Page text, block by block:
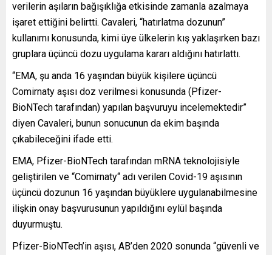
verilerin aşıların bağışıklığa etkisinde zamanla azalmaya
işaret ettiğini belirtti. Cavaleri, “hatırlatma dozunun”
kullanımı konusunda, kimi üye ülkelerin kış yaklaşırken bazı
gruplara üçüncü dozu uygulama kararı aldığını hatırlattı.
“EMA, şu anda 16 yaşından büyük kişilere üçüncü
Comirnaty aşısı doz verilmesi konusunda (Pfizer-
BioNTech tarafından) yapılan başvuruyu incelemektedir”
diyen Cavaleri, bunun sonucunun da ekim başında
çıkabileceğini ifade etti.
EMA, Pfizer-BioNTech tarafından mRNA teknolojisiyle
geliştirilen ve “Comirnaty“ adı verilen Covid-19 aşısının
üçüncü dozunun 16 yaşından büyüklere uygulanabilmesine
ilişkin onay başvurusunun yapıldığını eylül başında
duyurmuştu.
Pfizer-BioNTech’in aşısı, AB’den 2020 sonunda “güvenli ve